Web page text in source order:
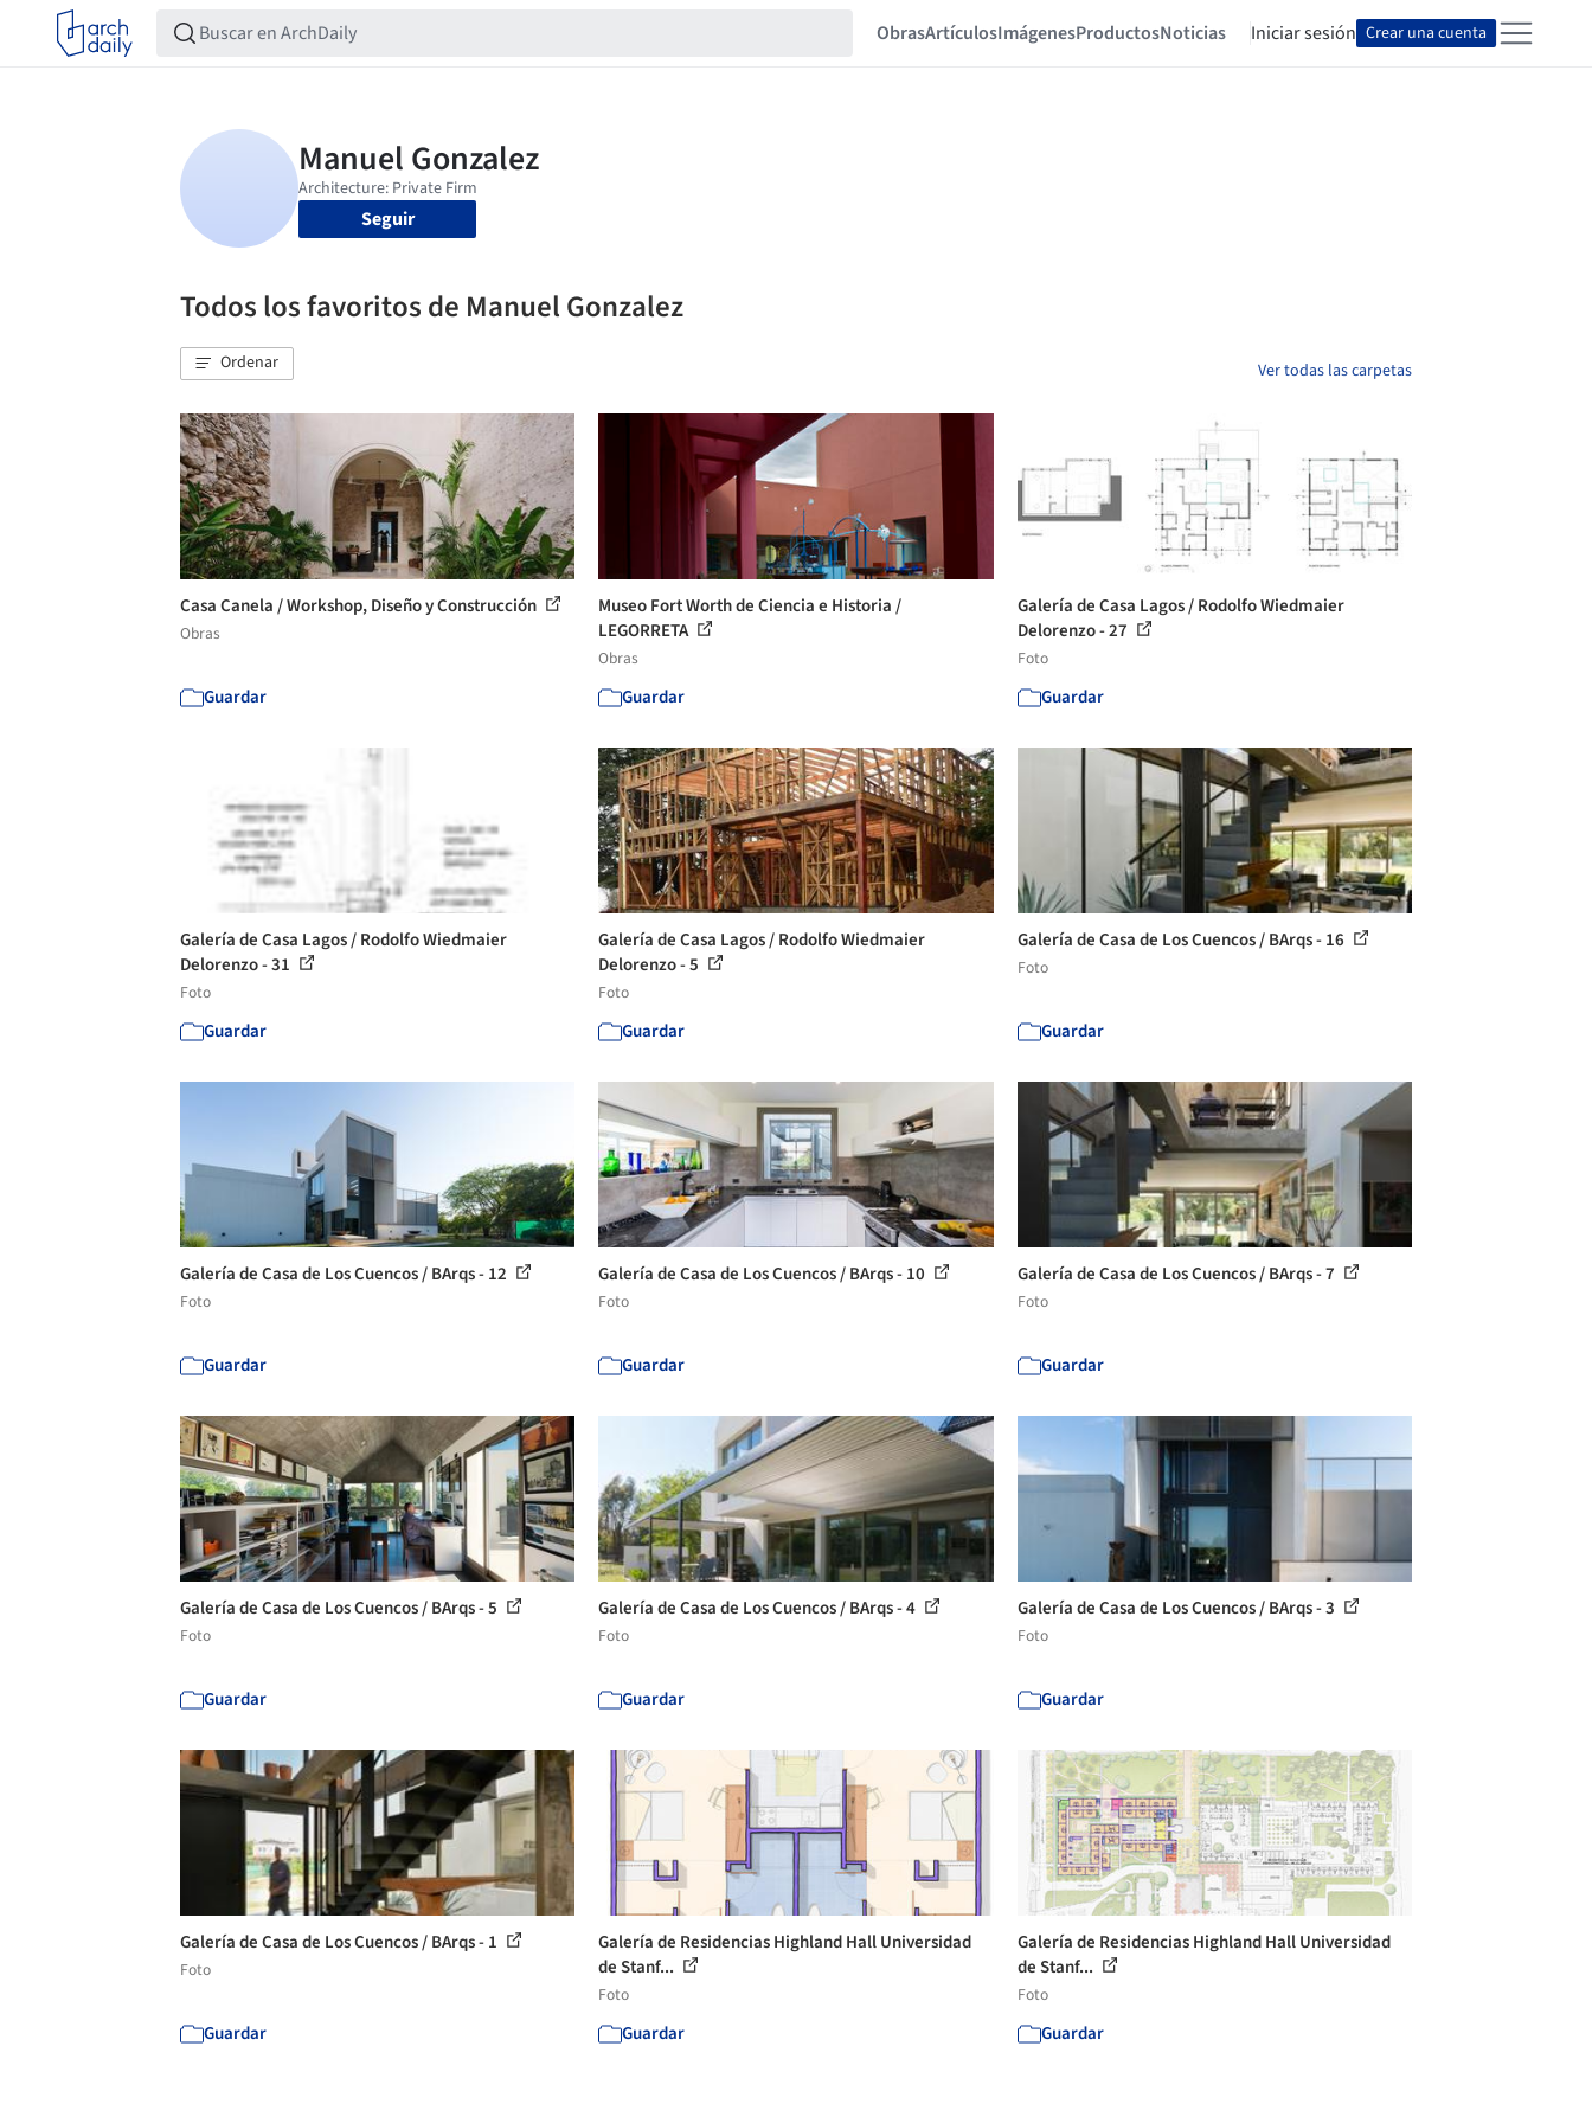
ObrasArtículosImágenesProductosNoticias Iniciar sesión Crear una cuenta
Seguir
Todos los favoritos de Manuel Gonzalez
Ordenar Ver todas las carpetas
Casa Canela / Workshop, Diseño y Construcción
Obras
Guardar
Museo Fort Worth de Ciencia e Historia /
LEGORRETA
Obras
Guardar
Galería de Casa Lagos / Rodolfo Wiedmaier
Delorenzo - 27
Foto
Guardar
Galería de Casa Lagos / Rodolfo Wiedmaier
Delorenzo - 31
Foto
Guardar
Galería de Casa Lagos / Rodolfo Wiedmaier
Delorenzo - 5
Foto
Guardar
Galería de Casa de Los Cuencos / BArqs - 16
Foto
Guardar
Galería de Casa de Los Cuencos / BArqs - 12
Foto
Guardar
Galería de Casa de Los Cuencos / BArqs - 10
Foto
Guardar
Galería de Casa de Los Cuencos / BArqs - 7
Foto
Guardar
Galería de Casa de Los Cuencos / BArqs - 5
Foto
Guardar
Galería de Casa de Los Cuencos / BArqs - 4
Foto
Guardar
Galería de Casa de Los Cuencos / BArqs - 3
Foto
Guardar
Galería de Casa de Los Cuencos / BArqs - 1
Foto
Guardar
Galería de Residencias Highland Hall Universidad
de Stanf...
Foto
Guardar
Galería de Residencias Highland Hall Universidad
de Stanf...
Foto
Guardar